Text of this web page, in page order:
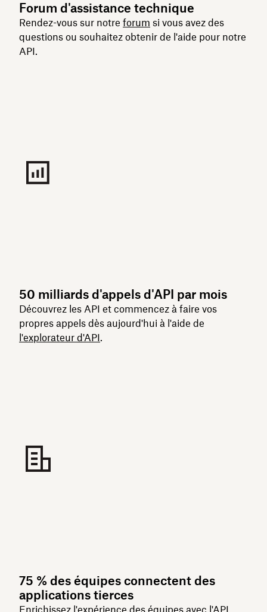
Forum d'assistance technique
Rendez-vous sur notre forum si vous avez des
questions ou souhaitez obtenir de l'aide pour notre
API.
50 milliards d'appels d'API par mois
Découvrez les API et commencez à faire vos
propres appels dès aujourd'hui à l'aide de
l'explorateur d'API.
75 % des équipes connectent des
applications tierces